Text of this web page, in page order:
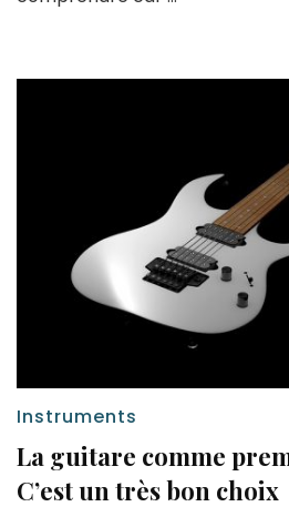
Instruments
La guitare comme
C’est un très bon choix